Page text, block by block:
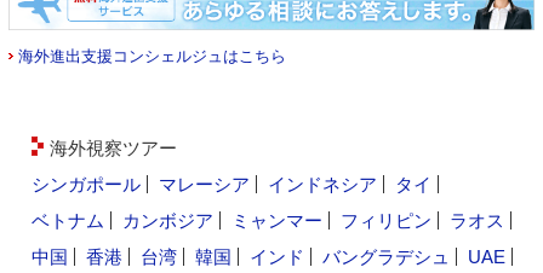
海外進出支援コンシェルジュはこちら
海外視察ツアー
シンガポール
マレーシア インドネシア
タイ
ベトナム
カンボジア ミャンマー フィリピン
ラオス
中国
香港 台湾 韓国 インド バングラデシュ
UAE